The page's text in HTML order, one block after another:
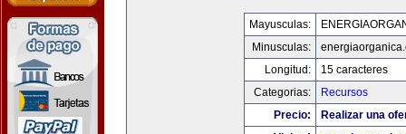
Mayusculas:
Minusculas:
Longitud:
15 caracteres
Categorias:
Recursos
Precio:
Realizar una